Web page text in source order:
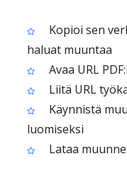
Kopioi sen
haluat muuntaa
Avaa URL
Liitä URL
Käynnistä
luomiseksi
Lataa